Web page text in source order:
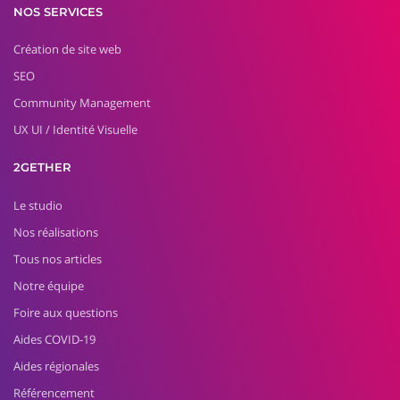
NOS SERVICES
Création de site web
SEO
Community Management
UX UI / Identité Visuelle
2GETHER
Le studio
Nos réalisations
Tous nos articles
Notre équipe
Foire aux questions
Aides COVID-19
Aides régionales
Référencement